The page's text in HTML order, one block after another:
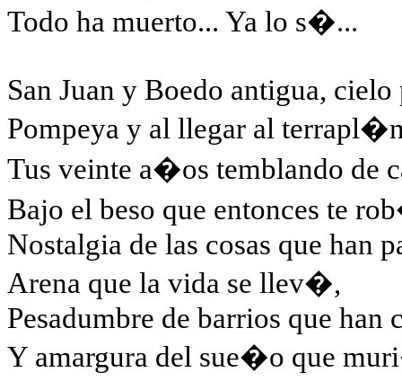
Todo ha muerto... Ya lo s�...
San Juan y Boedo antigua,
Pompeya y al llegar al
Tus veinte a�os temblando de
Bajo el beso que entonces te
Nostalgia de las cosas que han
Arena que la vida se llev�,
Pesadumbre de barrios que han
Y amargura del sue�o que